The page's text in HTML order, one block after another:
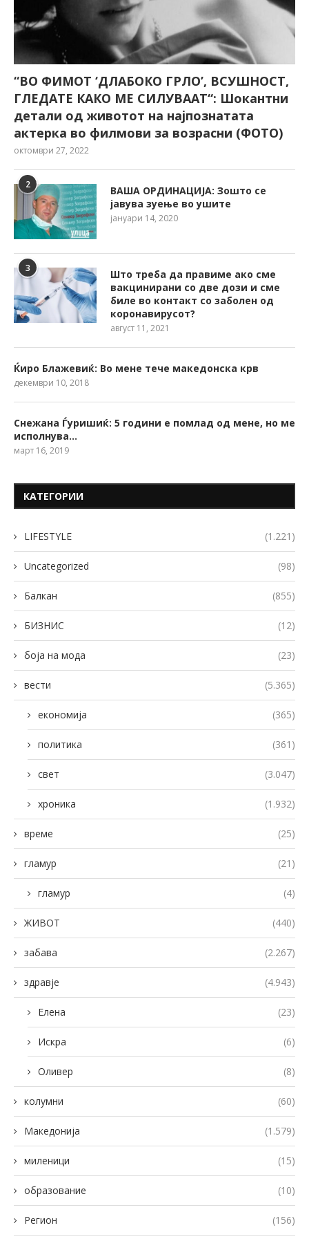
“ВО ФИМОТ ‘ДЛАБОКО ГРЛО’, ВСУШНОСТ,
ГЛЕДАТЕ КАКО МЕ СИЛУВААТ“: Шокантни
детали од животот на најпознатата
актерка во филмови за возрасни (ФОТО)
октомври 27, 2022
2
ВАША ОРДИНАЦИЈА: Зошто се
јавува зуење во ушите
јануари 14, 2020
3
Што треба да правиме ако сме
вакцинирани со две дози и сме
биле во контакт со заболен од
коронавирусот?
август 11, 2021
Ќиро Блажевиќ: Во мене тече македонска крв
декември 10, 2018
Снежана Ѓуришиќ: 5 години е помлад од мене, но ме
исполнува…
март 16, 2019
КАТЕГОРИИ
LIFESTYLE (1.221)
Uncategorized (98)
Балкан (855)
БИЗНИС (12)
боја на мода (23)
вести (5.365)
економија (365)
политика (361)
свет (3.047)
хроника (1.932)
време (25)
гламур (21)
гламур (4)
ЖИВОТ (440)
забава (2.267)
здравје (4.943)
Елена (23)
Искра (6)
Оливер (8)
колумни (60)
Македонија (1.579)
миленици (15)
образование (10)
Регион (156)